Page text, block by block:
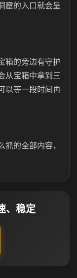
窟的入口就会呈
箱的旁边有守护
从宝箱中拿到三
以等一段时间再
的全部内容，
、稳定